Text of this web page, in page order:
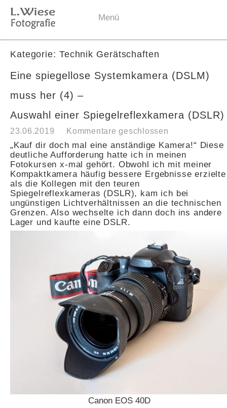
Menü
Kategorie: Technik Gerätschaften
Eine spiegellose Systemkamera (DSLM)
muss her (4) –
Auswahl einer Spiegelreflexkamera (DSLR)
23.06.2019 Kommentare geschlossen
„Kauf dir doch mal eine anständige Kamera!“ Diese
deutliche Aufforderung hatte ich in meinen
Fotokursen x-mal gehört. Obwohl ich mit meiner
Kompaktkamera häufig bessere Ergebnisse erzielte
als die Kollegen mit den teuren
Spiegelreflexkameras (DSLR), kam ich bei
ungünstigen Lichtverhältnissen an die technischen
Grenzen. Also wechselte ich dann doch ins andere
Lager und kaufte eine DSLR.
Canon EOS 40D